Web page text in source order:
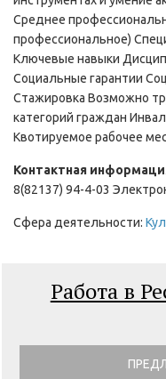
Среднее
профессиональное)
Ключевые навыки
Социальные гарантии
Стажировка Возможно
категорий граждан
Квотируемое рабочее
Контактная
8(82137) 94-4-03
Сфера деятельности:
Работа в